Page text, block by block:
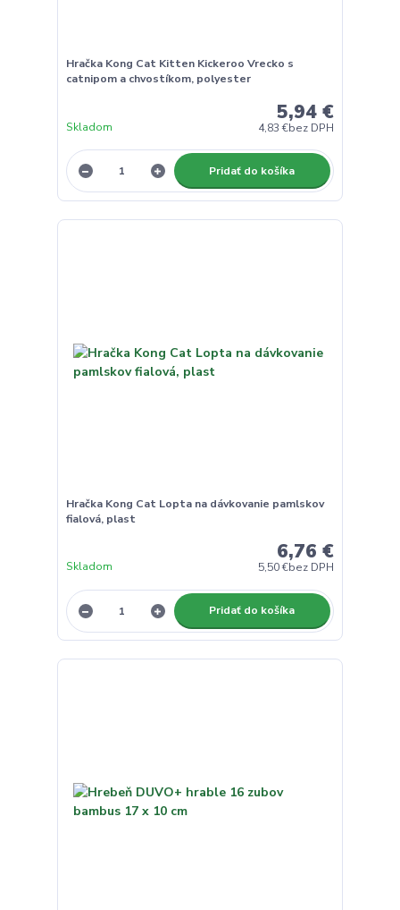
Hračka Kong Cat Kitten Kickeroo Vrecko s
catnipom a chvostíkom, polyester
5,94 €
4,83 €bez DPH
Skladom
Pridať do košíka
Hračka Kong Cat Lopta na dávkovanie pamlskov
fialová, plast
6,76 €
5,50 €bez DPH
Skladom
Pridať do košíka